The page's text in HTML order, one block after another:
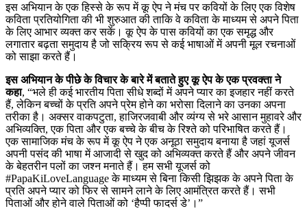
इस अभियान के एक हिस्से के रूप में कू ऐप ने मंच पर कवियों के लिए एक विशेष
कविता प्रतियोगिता की भी शुरुआत की ताकि वे कविता के माध्यम से अपने पिता
के लिए आभार व्यक्त कर सकें। कू ऐप के पास कवियों का एक समृद्ध और
लगातार बढ़ता समुदाय है जो सक्रिय रूप से कई भाषाओं में अपनी मूल रचनाओं
को साझा करते हैं।
इस अभियान के पीछे के विचार के बारे में बताते हुए कू ऐप के एक प्रवक्ता ने
कहा, “भले ही कई भारतीय पिता सीधे शब्दों में अपने प्यार का इजहार नहीं करते
हैं, लेकिन बच्चों के प्रति अपने प्रेम होने का भरोसा दिलाने का उनका अपना
तरीका है। अक्सर वाकपटुता, हाजिरजवाबी और व्यंग्य से भरे आसान मुहावरे और
अभिव्यक्ति, एक पिता और एक बच्चे के बीच के रिश्ते को परिभाषित करते हैं।
एक सामाजिक मंच के रूप में कू ऐप ने एक अनूठा समुदाय बनाया है जहां यूजर्स
अपनी पसंद की भाषा में आजादी से खुद को अभिव्यक्त करते हैं और अपने जीवन
के बेहतरीन पलों का जश्न मनाते हैं। हम सभी यूजर्स को
#PapaKiLoveLanguage के माध्यम से बिना किसी झिझक के अपने पिता के
प्रति अपने प्यार को फिर से सामने लाने के लिए आमंत्रित करते हैं। सभी
पिताओं और होने वाले पिताओं को ‘हैप्पी फादर्स डे’।”